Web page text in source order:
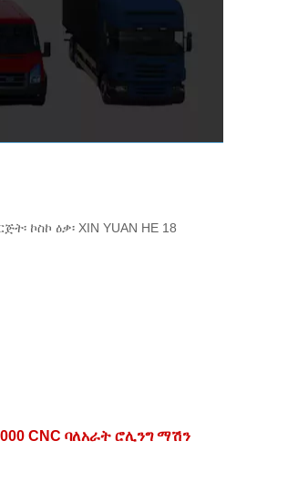
ኮስኮ ዕቃ፡ XIN YUAN HE 18
CNC ባለአራት ሮሊንግ ማሽን